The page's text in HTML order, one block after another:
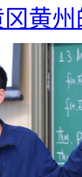
黄